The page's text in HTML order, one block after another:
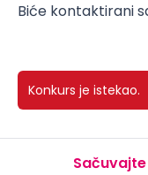
Biće kontaktirani
Konkurs je istekao.
Sačuvajte